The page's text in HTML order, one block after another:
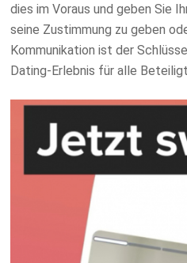
dies im Voraus und geben Sie
seine Zustimmung zu geben
Kommunikation ist der
Dating-Erlebnis für alle